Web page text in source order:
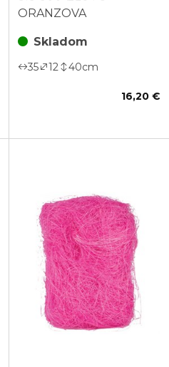
ORANZOVA
Skladom
35 12 40cm
16,20 €